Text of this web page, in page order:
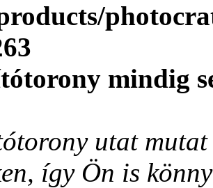
mindig
utat
így Ön is